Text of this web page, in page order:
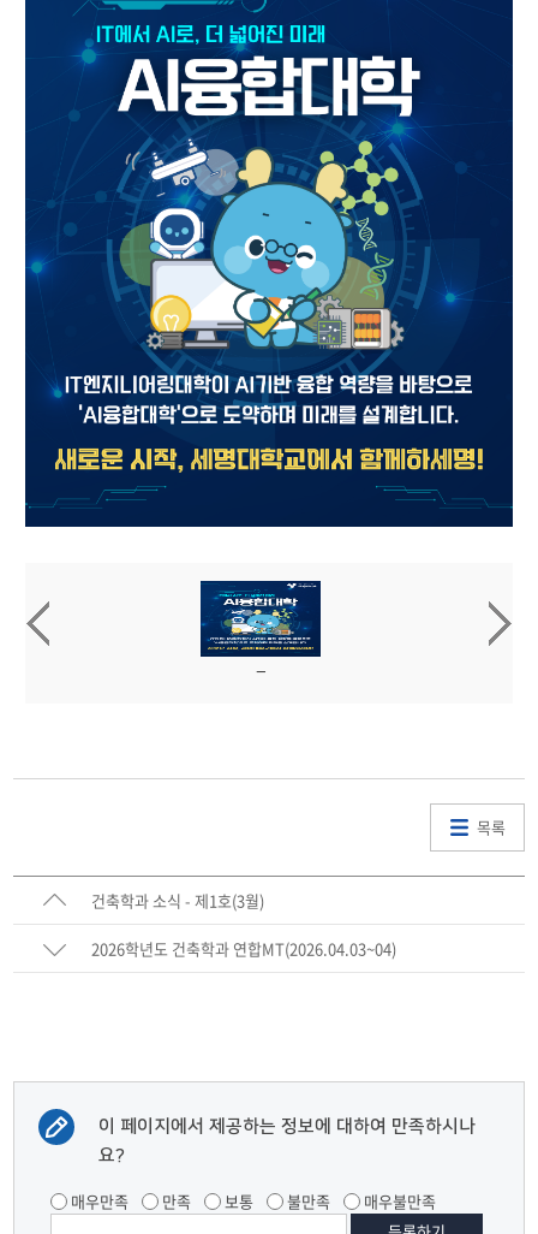
목록
건축학과 소식 - 제1호(3월)
2026학년도 건축학과 연합MT(2026.04.03~04)
이 페이지에서 제공하는 정보에 대하여 만족하시나
요?
매우만족 만족 보통 불만족 매우불만족